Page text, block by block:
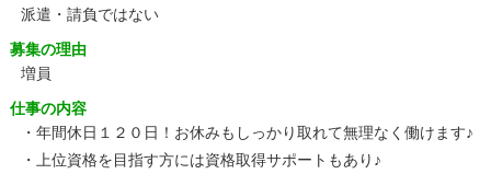
派遣・請負ではない
募集の理由
増員
仕事の内容
・年間休日１２０日！お休みもしっかり取れて無理なく働けます♪
・上位資格を目指す方には資格取得サポートもあり♪